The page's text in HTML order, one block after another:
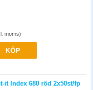
moms)
KÖP
it Index 680 röd 2x50st/fp